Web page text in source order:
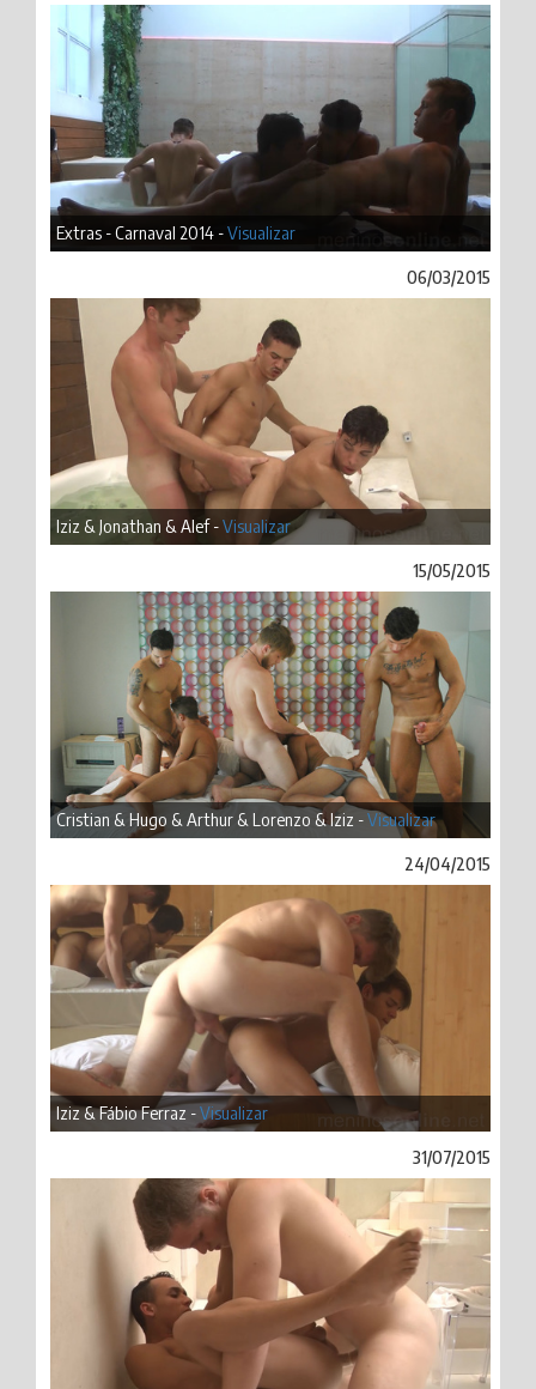
Extras - Carnaval 2014 -Visualizar
06/03/2015
Iziz & Jonathan & Alef -Visualizar
15/05/2015
Cristian & Hugo & Arthur & Lorenzo & Iziz -Visualizar
24/04/2015
Iziz & Fábio Ferraz -Visualizar
31/07/2015